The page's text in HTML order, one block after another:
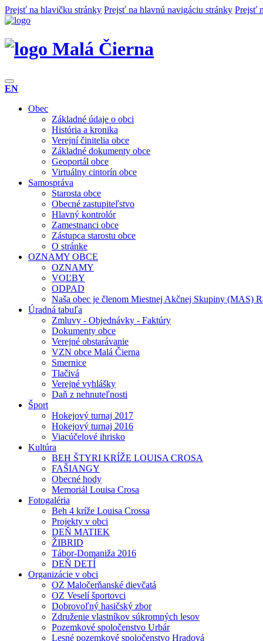
Prejsť na hlavičku stránky Prejsť na hlavnú navigáciu stránky Prejsť
Malá Čierna
EN
Obec
Základné údaje o obci
História a kronika
Verejní činitelia obce
Základné dokumenty obce
Geoportál obce
Virtuálny cintorín obce
Samospráva
Starosta obce
Obecné zastupiteľstvo
Hlavný kontrolór
Zamestnanci obce
Zástupca starostu obce
O stránke
OZNAMY OBCE
OZNAMY
VOĽBY
ODPAD
Naša obec je členom Miestnej Akčnej Skupiny (MAS)
Úradná tabuľa
Zmluvy - Objednávky - Faktúry
Dokumenty obce
Verejné obstarávanie
VZN obce Malá Čierna
Smernice
Tlačivá
Verejné vyhlášky
Daň z nehnuteľnosti
Šport
Hokejový turnaj 2017
Hokejový turnaj 2016
Viacúčelové ihrisko
Kultúra
BEH ŠTYRI KRÍŽE LOUISA CROSA
FAŠIANGY
Obecné hody
Memoriál Louisa Crosa
Fotogaléria
Beh 4 kríže Louisa Crossa
Projekty v obci
DEŇ MATIEK
ŽIBRID
Tábor-Domaniža 2016
DEŇ DETÍ
Organizácie v obci
OZ Maločerňanské dievčatá
OZ Veselí športovci
Dobrovoľný hasičský zbor
Združenie vlastníkov súkromných lesov
Pozemkové spoločenstvo Urbár
Lesné pozemkové spoločenstvo Hradová